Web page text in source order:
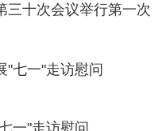
三十次会议举行第一次
"七一"走访慰问
一"走访慰问